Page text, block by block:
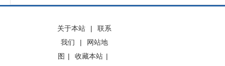
关于本站 |
联系
我们
|
网站地
图 | 收藏本站 |